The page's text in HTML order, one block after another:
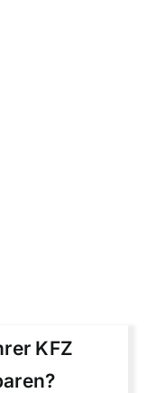
KFZ